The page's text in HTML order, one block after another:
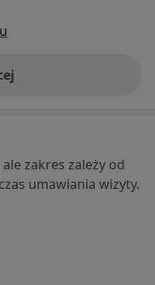
zakres zależy od
umawiania wizyty.